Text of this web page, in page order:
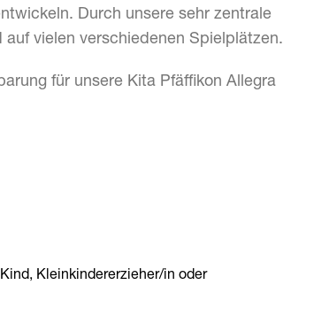
Durch unsere sehr zentrale
vielen verschiedenen Spielplätzen.
für unsere Kita Pfäffikon Allegra
Kleinkindererzieher/in oder